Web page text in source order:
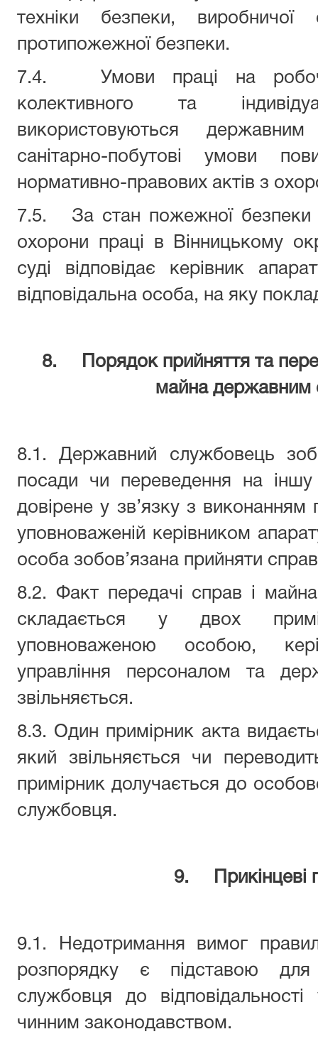
техніки безпеки, виробничої
протипожежної безпеки.
7.4. Умови праці на
колективного та
використовуються
санітарно-побутові умови
нормативно-правових актів з
7.5. За стан пожежної безпеки
охорони праці в Вінницькому
суді відповідає керівник
відповідальна особа, на яку
8. Порядок прийняття та
майна державним
8.1. Державний службовець
посади чи переведення на
довірене у зв’язку з виконанням
уповноваженій керівником
особа зобов’язана прийняти
8.2. Факт передачі справ і
складається у двох
уповноваженою особою,
управління персоналом та
звільняється.
8.3. Один примірник акта
який звільняється чи
примірник долучається до
службовця.
9. Прикінцеві
9.1. Недотримання вимог
розпорядку є підставою для
службовця до
чинним законодавством.